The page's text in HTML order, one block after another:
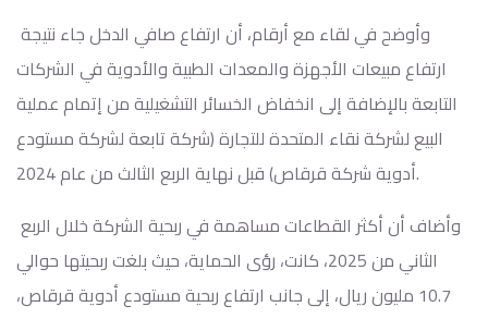
ارتفاع مبيعات الأجهزة والمعدات الطبية والأدوية في الشركات
التابعة بالإضافة إلى انخفاض الخسائر التشغيلية من إتمام عملية
البيع لشركة نقاء المتحدة للتجارة (شركة تابعة لشركة مستودع
أدوية شركة قرقاص) قبل نهاية الربع الثالث من عام 2024.
الثاني من 2025، كانت، رؤى الحماية، حيث بلغت ربحيتها حوالي
10.7 مليون ريال، إلى جانب ارتفاع ربحية مستودع أدوية قرقاص،